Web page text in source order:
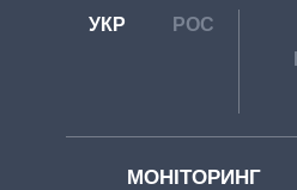
УКР РОС
МОНІТОРИНГ